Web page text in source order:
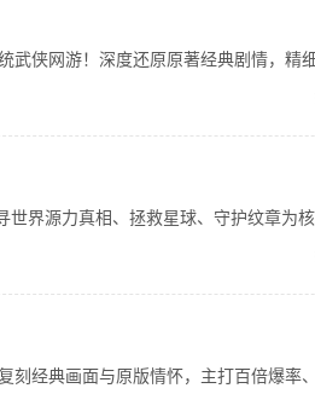
深度还原原著经典剧情，精细刻画各大特色
相、拯救星球、守护纹章为核心主线，主打萌
面与原版情怀，主打百倍爆率、多重养成、免